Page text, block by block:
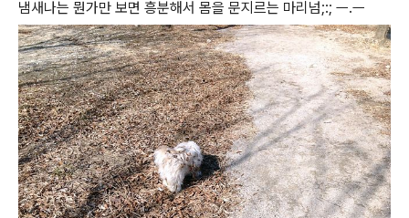
냄새나는 뭔가만 보면 흥분해서 몸을 문지르는 마리넘;:; ㅡ.ㅡ